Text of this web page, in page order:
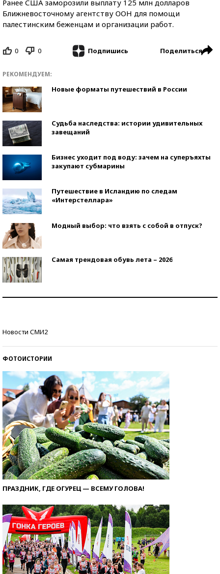
Ранее США заморозили выплату 125 млн долларов
Ближневосточному агентству ООН для помощи
палестинским беженцам и организации работ.
0 0 Подпишись Поделиться
РЕКОМЕНДУЕМ:
Новые форматы путешествий в России
Судьба наследства: истории удивительных
завещаний
Бизнес уходит под воду: зачем на суперъяхты
закупают субмарины
Путешествие в Исландию по следам
«Интерстеллара»
Модный выбор: что взять с собой в отпуск?
Самая трендовая обувь лета – 2026
Новости СМИ2
ФОТОИСТОРИИ
ПРАЗДНИК, ГДЕ ОГУРЕЦ — ВСЕМУ ГОЛОВА!